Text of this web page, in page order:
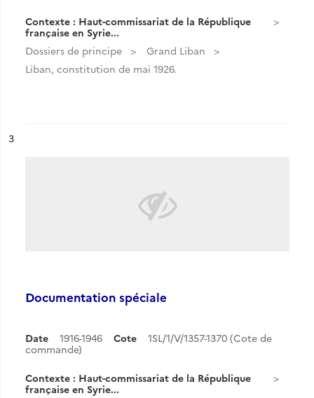
Contexte : Haut-commissariat de la République
française en Syrie...
Dossiers de principe
Grand Liban
Liban, constitution de mai 1926.
n°
3
Documentation spéciale
Date 1916-1946 Cote
1SL/1/V/1357-1370 (Cote de
commande)
Contexte : Haut-commissariat de la République
française en Syrie...